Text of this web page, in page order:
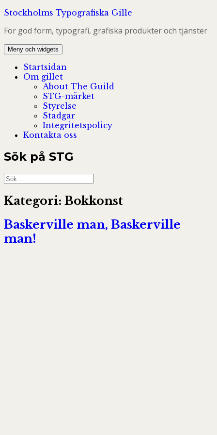
Hoppa
innehåll
Stockholms Typografiska Gille
För god form, typografi, grafiska produkter och tjänster
Meny och widgets
Startsidan
Om gillet
About The Guild
STG-märket
Styrelse
Stadgar
Integritetspolicy
Kontakta oss
Sök på STG
Sök
efter:
Kategori: Bokkonst
Baskerville man, Baskerville
man!